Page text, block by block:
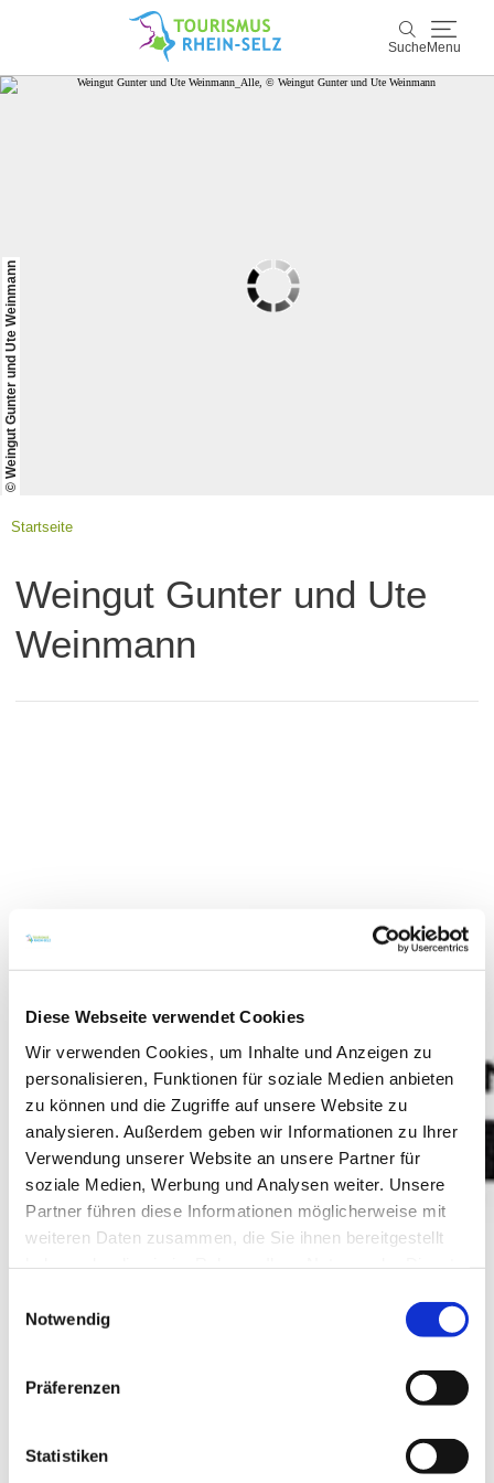
Diese Webseite verwendet Cookies
Wir verwenden Cookies, um Inhalte und Anzeigen zu
personalisieren, Funktionen für soziale Medien anbieten
zu können und die Zugriffe auf unsere Website zu
analysieren. Außerdem geben wir Informationen zu Ihrer
Verwendung unserer Website an unsere Partner für
soziale Medien, Werbung und Analysen weiter. Unsere
Partner führen diese Informationen möglicherweise mit
weiteren Daten zusammen, die Sie ihnen bereitgestellt
Notwendig
Präferenzen
Statistiken
Suche Menu
Kultur & Events
© Weingut Gunter und Ute Weinmann
Startseite
Weingut Gunter und Ute
Weinmann